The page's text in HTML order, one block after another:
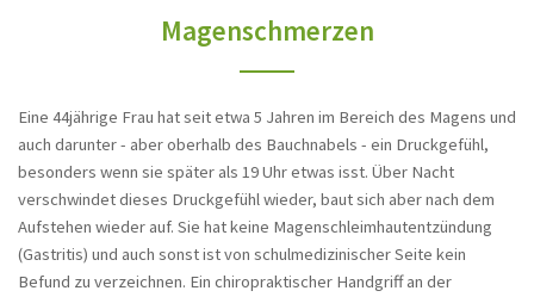
Verwachsungen im Bauchraum - Dose
Verwachsungen im Bauch
Steißbein Fehlstellung - Lumbosakrale
Schmerzen
Schmerzen zwischen den Schulterblättern,
Magenschmerzen
Eine 44jährige Frau hat seit etwa 5 Jahren im Bereich des Magens und
auch darunter - aber oberhalb des Bauchnabels - ein Druckgefühl,
besonders wenn sie später als 19 Uhr etwas isst. Über Nacht
verschwindet dieses Druckgefühl wieder, baut sich aber nach dem
Aufstehen wieder auf. Sie hat keine Magenschleimhautentzündung
(Gastritis) und auch sonst ist von schulmedizinischer Seite kein
Befund zu verzeichnen. Ein chiropraktischer Handgriff an der